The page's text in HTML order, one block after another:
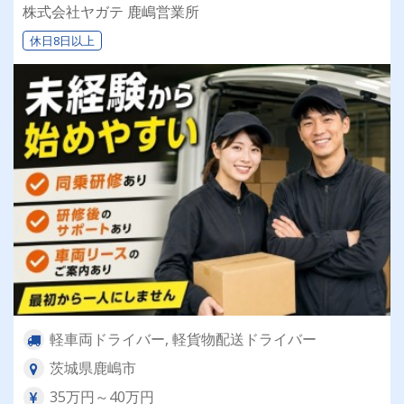
活安定♪＼社員登用実績あり◎キャリアアップも
狙えます！／
株式会社ヤガテ 鹿嶋営業所
休日8日以上
軽車両ドライバー, 軽貨物配送ドライバー
茨城県鹿嶋市
35万円～40万円